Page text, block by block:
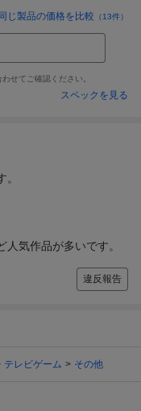
同じ製品の価格を比較 （13件）
せてご確認ください。
スペックを見る
気作品が多いです。
違反報告
テレビゲーム その他